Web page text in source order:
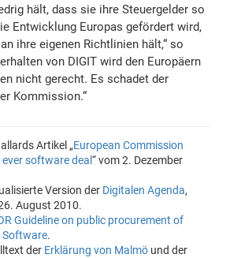
hält, dass sie ihre Steuergelder so
Entwicklung Europas gefördert wird,
ihre eigenen Richtlinien hält,“ so
von DIGIT wird den Europäern
nicht gerecht. Es schadet der
Kommission.“
Artikel „European Commission
software deal“ vom 2. Dezember
Version der Digitalen Agenda,
August 2010.
Guideline on public procurement of
Software.
der Erklärung von Malmö und der